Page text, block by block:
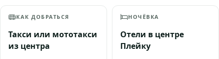
КАК ДОБРАТЬСЯ
Такси или мототакси
из центра
НОЧЁВКА
Отели в центре
Плейку